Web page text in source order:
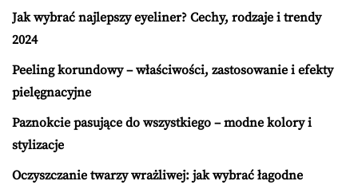
Jak wybrać najlepszy eyeliner? Cechy, rodzaje i trendy
2024
Peeling korundowy – właściwości, zastosowanie i efekty
pielęgnacyjne
Paznokcie pasujące do wszystkiego – modne kolory i
stylizacje
Oczyszczanie twarzy wrażliwej: jak wybrać łagodne